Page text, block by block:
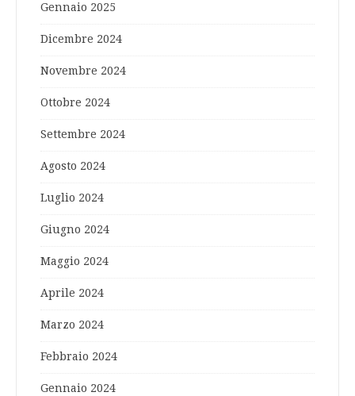
Gennaio 2025
Dicembre 2024
Novembre 2024
Ottobre 2024
Settembre 2024
Agosto 2024
Luglio 2024
Giugno 2024
Maggio 2024
Aprile 2024
Marzo 2024
Febbraio 2024
Gennaio 2024